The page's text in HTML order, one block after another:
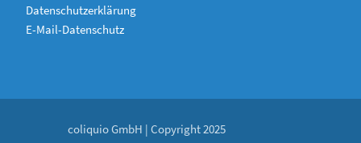
Datenschutzerklärung
E-Mail-Datenschutz
coliquio GmbH | Copyright 2025